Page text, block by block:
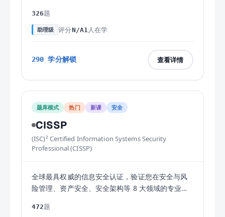
326题
助理级 评分N/A1 人在学
290 学分解锁 查看详情
题库模式 热门 新课 安全
CISSP
(ISC)² Certified Information Systems Security
Professional (CISSP)
全球最具权威的信息安全认证，验证您在安全与风
险管理、资产安全、安全架构等 8 大领域的专业能
472题